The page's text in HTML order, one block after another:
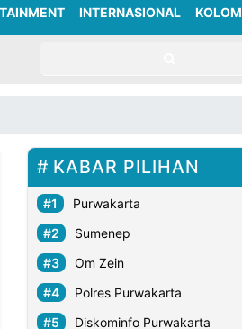
INTERNASIONAL KOLOM
KABAR PILIHAN
Purwakarta
Sumenep
Om Zein
Polres Purwakarta
Diskominfo Purwakarta